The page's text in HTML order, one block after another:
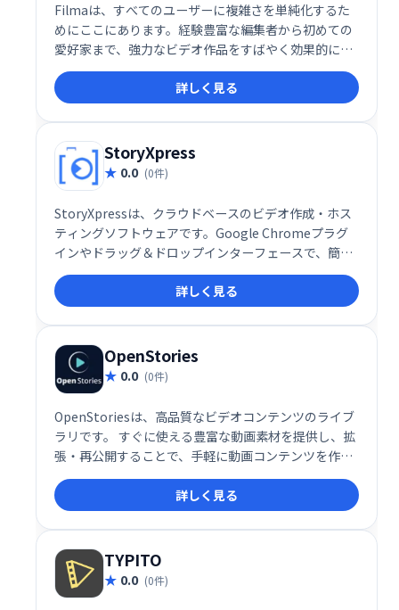
Filmaは、すべてのユーザーに複雑さを単純化するた
めにここにあります。経験豊富な編集者から初めての
愛好家まで、強力なビデオ作品をすばやく効果的に作
成する機能。高度な機能には、マスキング、キーフレ
ーミング、モーショントラッキングなどがあります。
詳しく見る
StoryXpress
0.0 (0件)
StoryXpressは、クラウドベースのビデオ作成・ホス
ティングソフトウェアです。Google Chromeプラグ
インやドラッグ＆ドロップインターフェースで、簡単
にビデオを記録、編集、最適化できます。ホワイトラ
ベル機能も搭載。行動喚起フレーズやフォームを追加
し、リード獲得を促進。高解像度ビデオは埋め込み可
能で、モバイルにも対応。効率的なビデオマーケティ
ングを実現します。
詳しく見る
OpenStories
0.0 (0件)
OpenStoriesは、高品質なビデオコンテンツのライブ
ラリです。 すぐに使える豊富な動画素材を提供し、拡
張・再公開することで、手軽に動画コンテンツを作成
できます。 時間を節約し、効果的なビデオマーケティ
ングを実現しましょう。詳しく見る
TYPITO
0.0 (0件)